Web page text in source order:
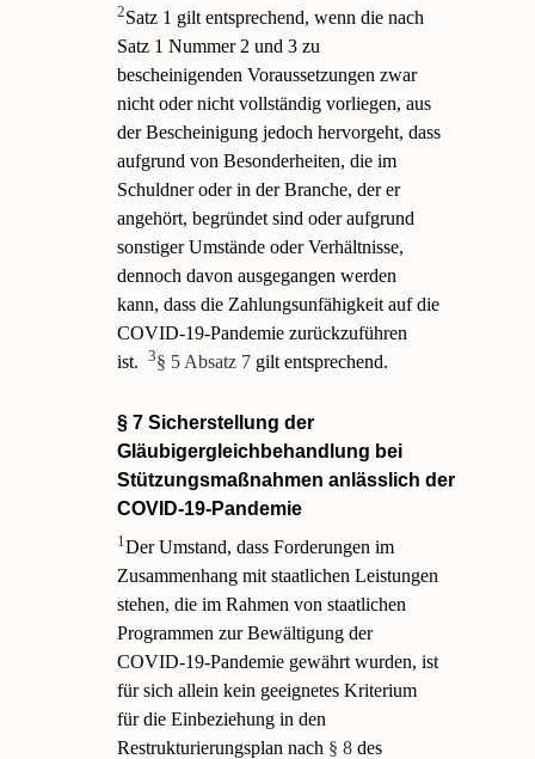
2Satz 1 gilt entsprechend, wenn die nach
Satz 1 Nummer 2 und 3 zu
bescheinigenden Voraussetzungen zwar
nicht oder nicht vollständig vorliegen, aus
der Bescheinigung jedoch hervorgeht, dass
aufgrund von Besonderheiten, die im
Schuldner oder in der Branche, der er
angehört, begründet sind oder aufgrund
sonstiger Umstände oder Verhältnisse,
dennoch davon ausgegangen werden
kann, dass die Zahlungsunfähigkeit auf die
COVID-19-Pandemie zurückzuführen
ist.
3§ 5 Absatz 7 gilt entsprechend.
§ 7 Sicherstellung der
Gläubigergleichbehandlung bei
Stützungsmaßnahmen anlässlich der
COVID-19-Pandemie
1Der Umstand, dass Forderungen im
Zusammenhang mit staatlichen Leistungen
stehen, die im Rahmen von staatlichen
Programmen zur Bewältigung der
COVID-19-Pandemie gewährt wurden, ist
für sich allein kein geeignetes Kriterium
für die Einbeziehung in den
Restrukturierungsplan nach § 8 des